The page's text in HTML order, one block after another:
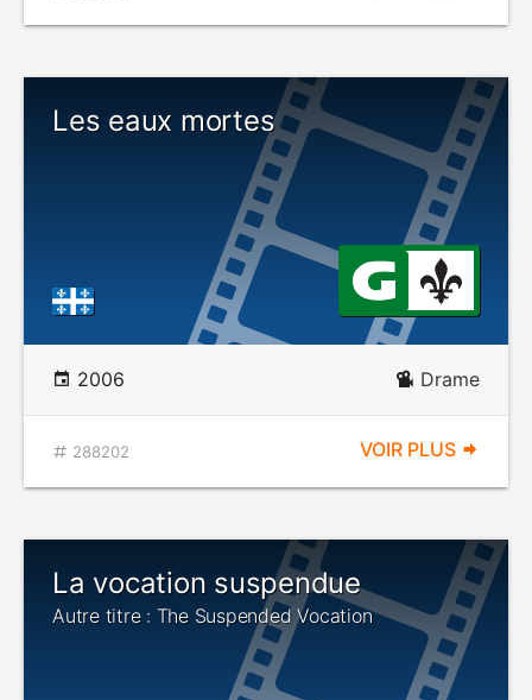
Les eaux mortes
2006 Drame
288202 VOIR PLUS
La vocation suspendue
Autre titre : The Suspended Vocation